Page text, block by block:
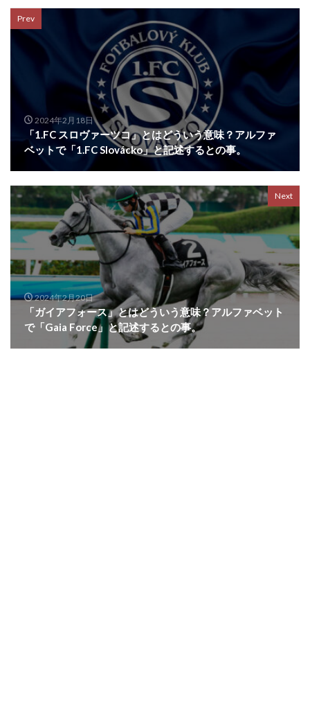
Prev
2024年2月18日
「1.FC スロヴァーツコ」とはどういう意味？アルファ
ベットで「1.FC Slovácko」と記述するとの事。
Next
2024年2月20日
「ガイアフォース」とはどういう意味？アルファベット
で「Gaia Force」と記述するとの事。